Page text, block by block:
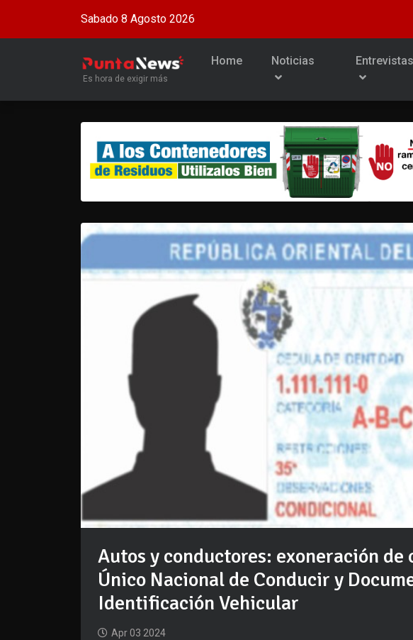
Sabado 8 Agosto 2026
Es hora de exigir más
Home Noticias Entrevistas
Autos y conductores: exoneración de
Único Nacional de Conducir y
Identificación Vehicular
Apr 03 2024